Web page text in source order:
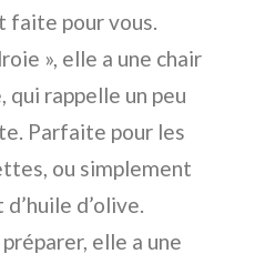
faite pour vous.
», elle a une chair
qui rappelle un peu
Parfaite pour les
ou simplement
d’olive.
elle a une